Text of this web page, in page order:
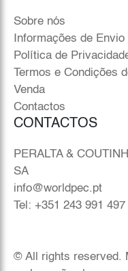
Sobre nós
Informações de Envio
Política de
Termos e Condições
Venda
Contactos
CONTACTOS
PERALTA &
SA
info@worldpec.pt
Tel: +351 243 991 497
© All rights reserved.